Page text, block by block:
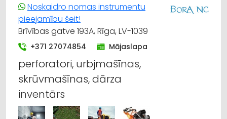
Noskaidro nomas instrumentu
pieejamību šeit!
Brīvības gatve 193A, Rīga, LV-1039
+371 27074854 Mājaslapa
perforatori, urbjmašīnas,
skrūvmašīnas, dārza
inventārs